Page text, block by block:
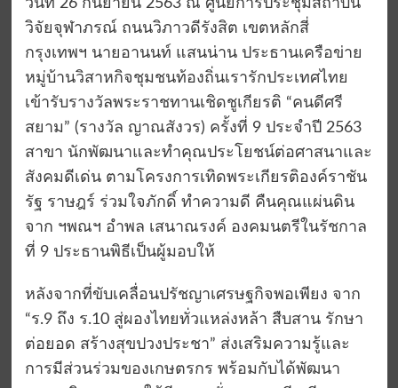
วันที่ 26 กันยายน 2563 ณ ศูนย์การประชุมสถาบัน
วิจัยจุฬาภรณ์ ถนนวิภาวดีรังสิต เขตหลักสี่
กรุงเทพฯ นายอานนท์ แสนน่าน ประธานเครือข่าย
หมู่บ้านวิสาหกิจชุมชนท้องถิ่นเรารักประเทศไทย
เข้ารับรางวัลพระราชทานเชิดชูเกียรติ “คนดีศรี
สยาม” (รางวัล ญาณสังวร) ครั้งที่ 9 ประจำปี 2563
สาขา นักพัฒนาและทำคุณประโยชน์ต่อศาสนาและ
สังคมดีเด่น ตามโครงการเทิดพระเกียรติองค์ราชัน
รัฐ ราษฎร์ ร่วมใจภักดิ์ ทำความดี คืนคุณแผ่นดิน
จาก ฯพณฯ อำพล เสนาณรงค์ องคมนตรีในรัชกาล
ที่ 9 ประธานพิธีเป็นผู้มอบให้
หลังจากที่ขับเคลื่อนปรัชญาเศรษฐกิจพอเพียง จาก
“ร.9 ถึง ร.10 สู่ผองไทยทั่วแหล่งหล้า สืบสาน รักษา
ต่อยอด สร้างสุขปวงประชา” ส่งเสริมความรู้และ
การมีส่วนร่วมของเกษตรกร พร้อมกับได้พัฒนา